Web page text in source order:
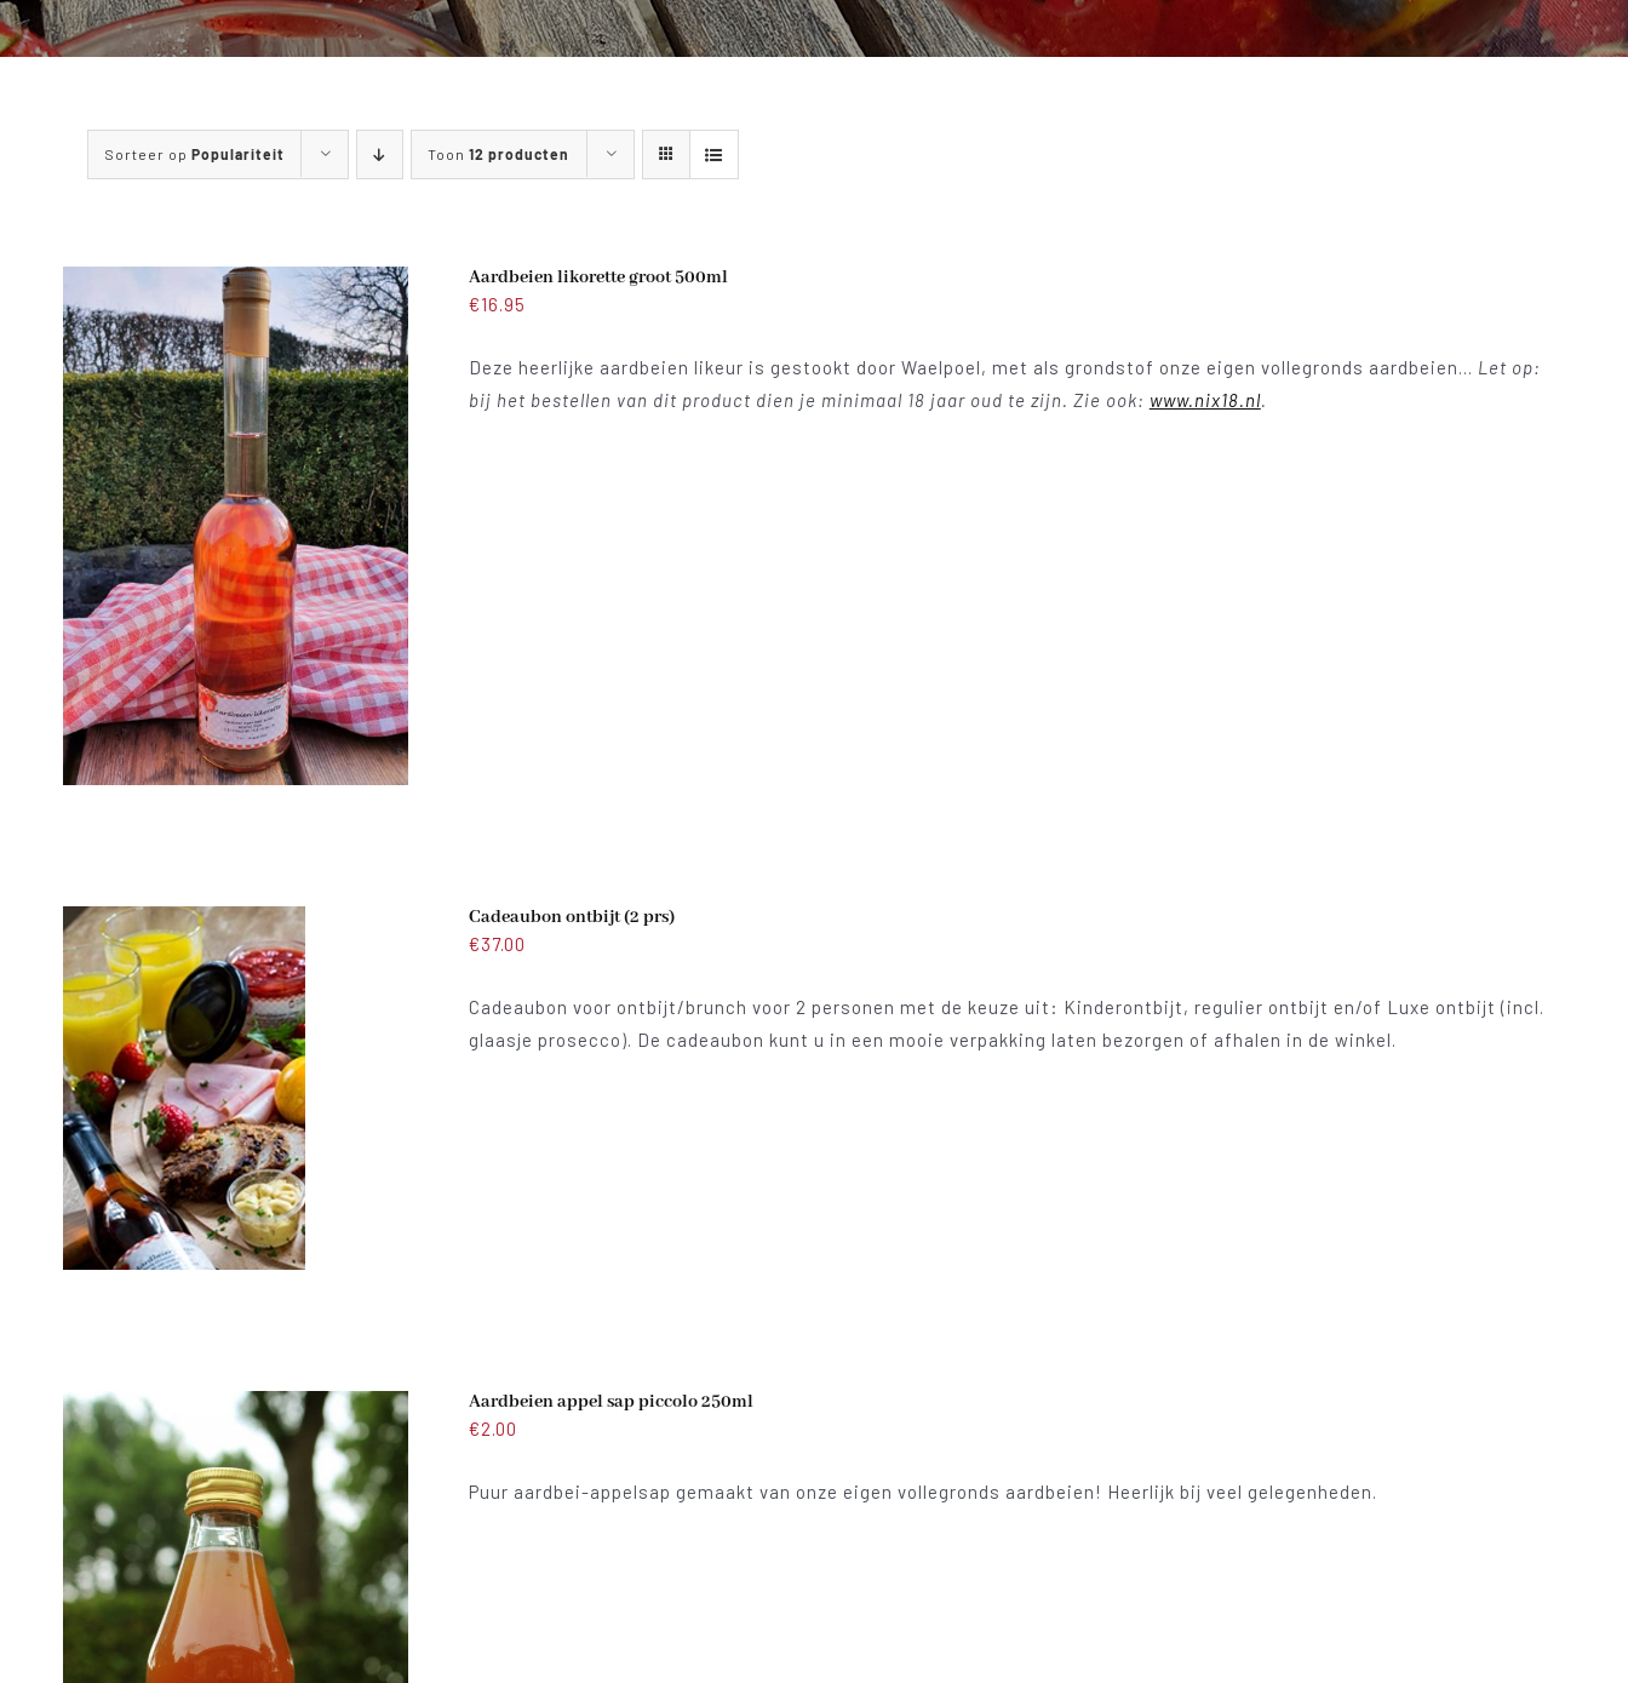
Sorteer op Populariteit Toon 12 producten
Aardbeien likorette groot 500ml
€16.95
Deze heerlijke aardbeien likeur is gestookt door Waelpoel, met als grondstof onze eigen vollegronds aardbeien... Let op:
bij het bestellen van dit product dien je minimaal 18 jaar oud te zijn. Zie ook: www.nix18.nl.
Cadeaubon ontbijt (2 prs)
€37.00
Cadeaubon voor ontbijt/brunch voor 2 personen met de keuze uit: Kinderontbijt, regulier ontbijt en/of Luxe ontbijt (incl.
glaasje prosecco). De cadeaubon kunt u in een mooie verpakking laten bezorgen of afhalen in de winkel.
Aardbeien appel sap piccolo 250ml
€2.00
Puur aardbei-appelsap gemaakt van onze eigen vollegronds aardbeien! Heerlijk bij veel gelegenheden.